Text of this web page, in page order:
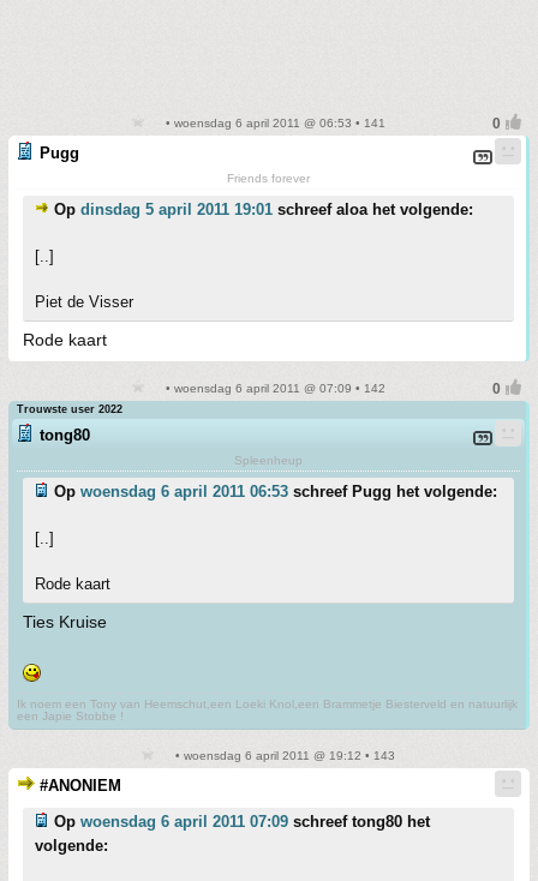
• woensdag 6 april 2011 @ 06:53 • 141
Pugg
Friends forever
Op dinsdag 5 april 2011 19:01 schreef aloa het volgende:
[..]
Piet de Visser
Rode kaart
• woensdag 6 april 2011 @ 07:09 • 142
Trouwste user 2022
tong80
Spleenheup
Op woensdag 6 april 2011 06:53 schreef Pugg het volgende:
[..]
Rode kaart
Ties Kruise
Ik noem een Tony van Heemschut,een Loeki Knol,een Brammetje Biesterveld en natuurlijk
een Japie Stobbe !
• woensdag 6 april 2011 @ 19:12 • 143
#ANONIEM
Op woensdag 6 april 2011 07:09 schreef tong80 het
volgende: